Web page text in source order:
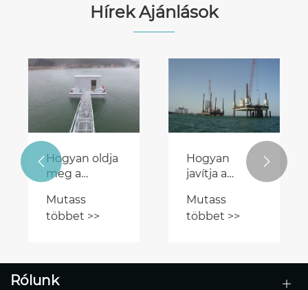
Hírek Ajánlások
Hogyan
javítja a
szekcionált
kotrógép a
kotrási
hatékonyságot
jelentő víziút-
projektekben?
Mutass
többet >>
Hogyan
optimalizálja
a belvízi
vontatóhajó a
víziút-
többet >>
 
Rólunk